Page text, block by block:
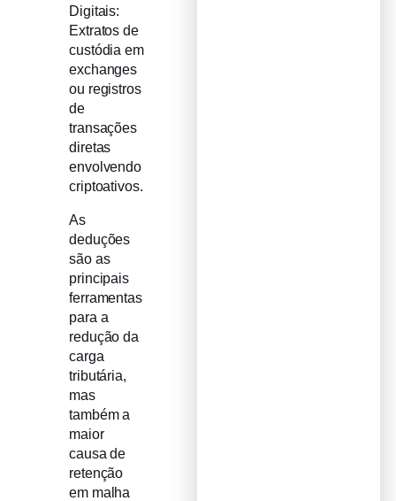
Digitais:
Extratos de
custódia em
exchanges
ou registros
de
transações
diretas
envolvendo
criptoativos.
As
deduções
são as
principais
ferramentas
para a
redução da
carga
tributária,
mas
também a
maior
causa de
retenção
em malha